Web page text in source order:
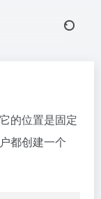
的位置是固定
都创建一个